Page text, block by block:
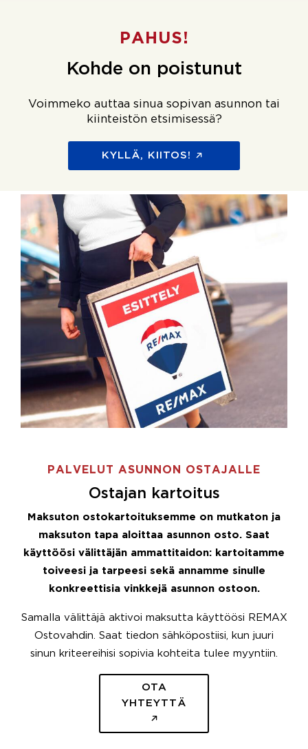
PAHUS!
Kohde on poistunut
Voimmeko auttaa sinua sopivan asunnon tai
kiinteistön etsimisessä?
KYLLÄ, KIITOS!
PALVELUT ASUNNON OSTAJALLE
Ostajan kartoitus
Maksuton ostokartoituksemme on mutkaton ja
maksuton tapa aloittaa asunnon osto. Saat
käyttöösi välittäjän ammattitaidon: kartoitamme
toiveesi ja tarpeesi sekä annamme sinulle
konkreettisia vinkkejä asunnon ostoon.
Samalla välittäjä aktivoi maksutta käyttöösi REMAX
Ostovahdin. Saat tiedon sähköpostiisi, kun juuri
sinun kriteereihisi sopivia kohteita tulee myyntiin.
OTA
YHTEYTTÄ